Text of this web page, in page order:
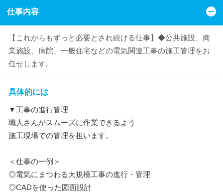
仕事内容
【これからもずっと必要とされ続ける仕事】◆公共施設、商
業施設、病院、一般住宅などの電気関連工事の施工管理をお
任せします。
具体的には
▼工事の進行管理
職人さんがスムーズに作業できるよう
施工現場での管理を担います。
＜仕事の一例＞
◎電気にまつわる大規模工事の進行・管理
◎CADを使った図面設計